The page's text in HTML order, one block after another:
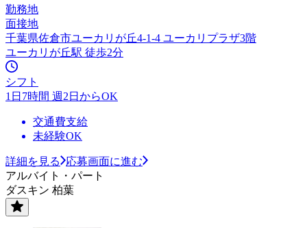
勤務地
面接地
千葉県佐倉市ユーカリが丘4-1-4 ユーカリプラザ3階
ユーカリが丘駅 徒歩2分
シフト
1日7時間 週2日からOK
交通費支給
未経験OK
詳細を見る
応募画面に進む
アルバイト・パート
ダスキン 柏葉